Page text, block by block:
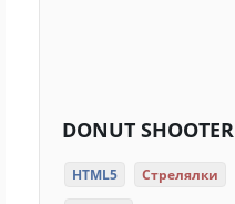
DONUT SHOOTER
HTML5
Стрелялки